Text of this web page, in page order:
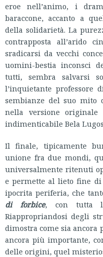
eroe nell’animo, i
baraccone, accanto a
della solidarietà. La
contrapposta all’arido
sradicarsi da vecchi
uomini-bestia inconsci
tutti, sembra salvarsi
l’inquietante
sembianze del suo mito
nella versione
indimenticabile Bela
Il finale, tipicamente
unione fra due mondi,
universalmente ritenuti
e permette al lieto fine
ipocrita periferia, che
di forbice, con tutta
Riappropriandosi degli
dimostra come sia ancora
ancora più importante,
delle origini, quel